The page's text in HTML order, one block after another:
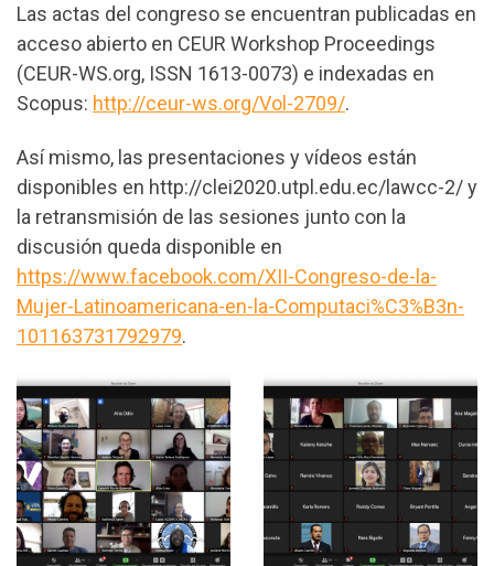
Las actas del congreso se encuentran publicadas en
acceso abierto en CEUR Workshop Proceedings
(CEUR-WS.org, ISSN 1613-0073) e indexadas en
Scopus: http://ceur-ws.org/Vol-2709/.
Así mismo, las presentaciones y vídeos están
disponibles en http://clei2020.utpl.edu.ec/lawcc-2/ y
la retransmisión de las sesiones junto con la
discusión queda disponible en
https://www.facebook.com/XII-Congreso-de-la-
Mujer-Latinoamericana-en-la-Computaci%C3%B3n-
101163731792979.